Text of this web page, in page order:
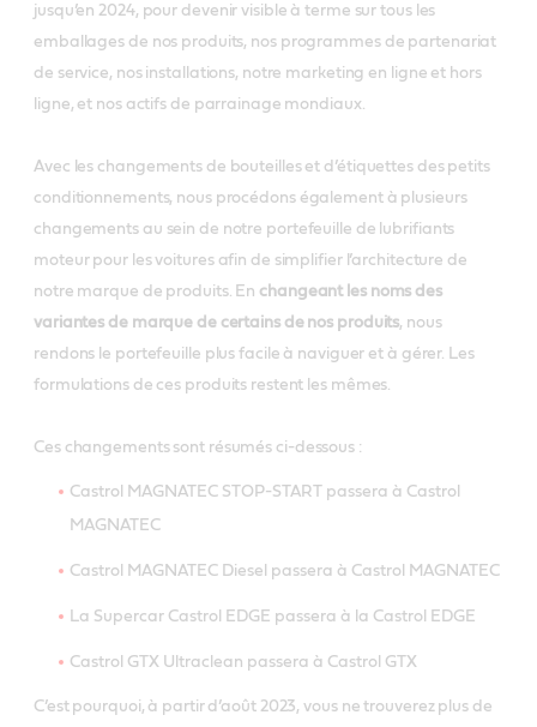
jusqu’en 2024, pour devenir visible à terme sur tous les
emballages de nos produits, nos programmes de partenariat
de service, nos installations, notre marketing en ligne et hors
ligne, et nos actifs de parrainage mondiaux.
Avec les changements de bouteilles et d’étiquettes des petits
conditionnements, nous procédons également à plusieurs
changements au sein de notre portefeuille de lubrifiants
moteur pour les voitures afin de simplifier l’architecture de
notre marque de produits. En changeant les noms des
variantes de marque de certains de nos produits, nous
rendons le portefeuille plus facile à naviguer et à gérer. Les
formulations de ces produits restent les mêmes.
Ces changements sont résumés ci-dessous :
Castrol MAGNATEC STOP-START passera à Castrol
MAGNATEC
Castrol MAGNATEC Diesel passera à Castrol MAGNATEC
La Supercar Castrol EDGE passera à la Castrol EDGE
Castrol GTX Ultraclean passera à Castrol GTX
C’est pourquoi, à partir d’août 2023, vous ne trouverez plus de